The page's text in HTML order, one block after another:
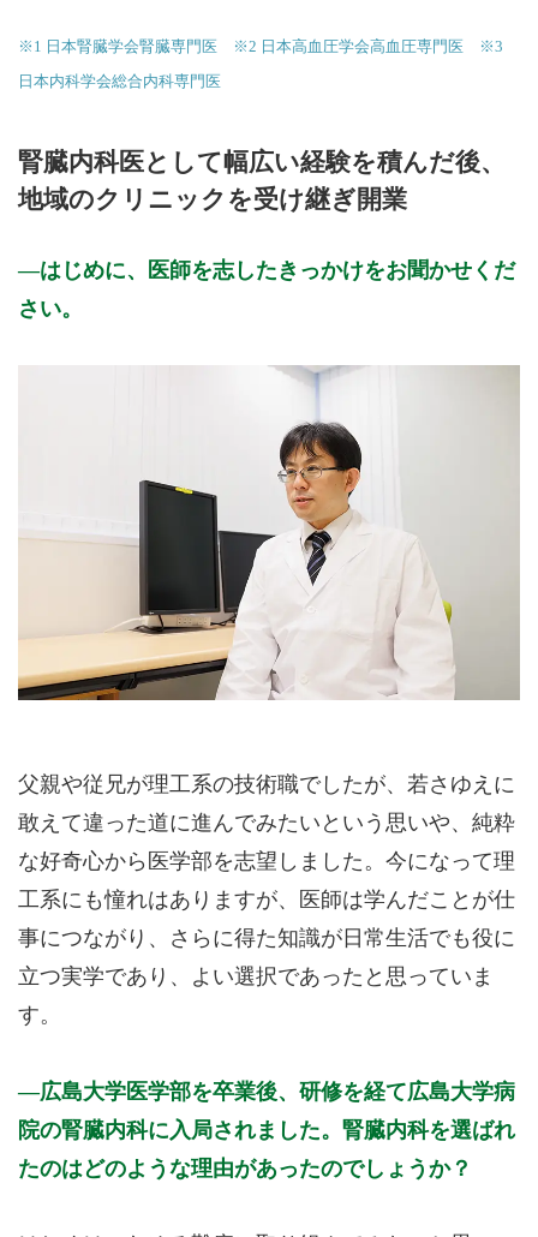
初診受付
※1 日本腎臓学会腎臓専門医 ※2 日本高血圧学会高血圧専門医 ※3
日本内科学会総合内科専門医
腎臓内科医として幅広い経験を積んだ後、
地域のクリニックを受け継ぎ開業
はじめに、医師を志したきっかけをお聞かせくだ
さい。
父親や従兄が理工系の技術職でしたが、若さゆえに
敢えて違った道に進んでみたいという思いや、純粋
な好奇心から医学部を志望しました。今になって理
工系にも憧れはありますが、医師は学んだことが仕
事につながり、さらに得た知識が日常生活でも役に
立つ実学であり、よい選択であったと思っていま
す。
広島大学医学部を卒業後、研修を経て広島大学病
院の腎臓内科に入局されました。腎臓内科を選ばれ
たのはどのような理由があったのでしょうか？